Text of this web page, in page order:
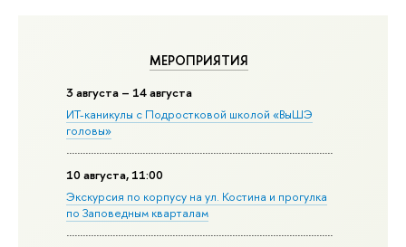
МЕРОПРИЯТИЯ
3 августа – 14 августа
ИТ-каникулы с Подростковой школой «ВыШЭ
головы»
10 августа, 11:00
Экскурсия по корпусу на ул. Костина и прогулка
по Заповедным кварталам